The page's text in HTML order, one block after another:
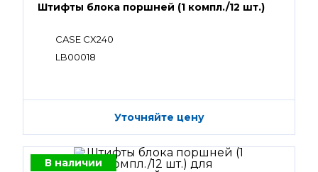
Штифты блока поршней (1 компл./12 шт.)
CASE CX240
LB00018
Уточняйте цену
В наличии